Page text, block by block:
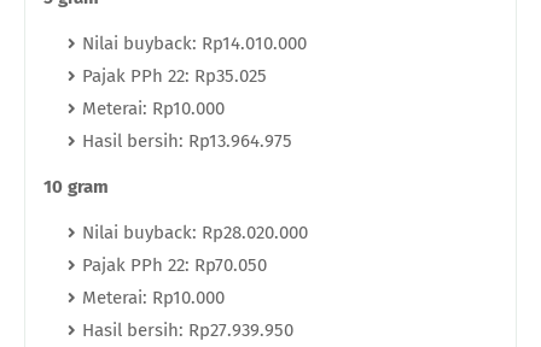
Nilai buyback: Rp14.010.000
Pajak PPh 22: Rp35.025
Meterai: Rp10.000
Hasil bersih: Rp13.964.975
10 gram
Nilai buyback: Rp28.020.000
Pajak PPh 22: Rp70.050
Meterai: Rp10.000
Hasil bersih: Rp27.939.950